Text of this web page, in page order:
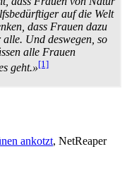
auf die Welt
dass Frauen dazu
Und deswegen, so
alle Frauen
geht.»[1]
ankotzt, NetReaper